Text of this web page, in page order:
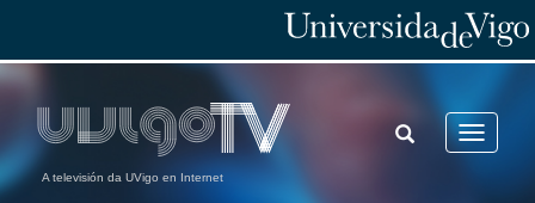
A televisión da UVigo en Internet
Toggle
TOGGLE
SEARCH